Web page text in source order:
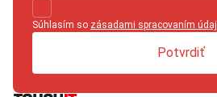
Súhlasím so zásadami spracovaním
Potvrdiť